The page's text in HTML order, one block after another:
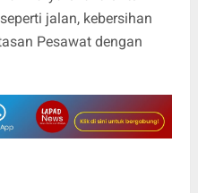
jalan, kebersihan
Pesawat dengan